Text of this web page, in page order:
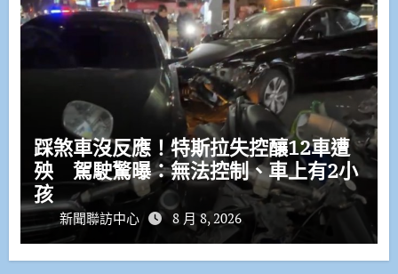
踩煞車沒反應！特斯拉失控釀12車遭
殃 駕駛驚曝：無法控制、車上有2小
孩
新聞聯訪中心 8 月 8, 2026